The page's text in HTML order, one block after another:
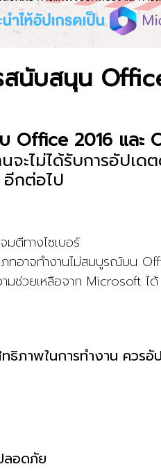
สนับสนุน
Office 2016 และ
จะไม่ได้รับการอัปเ
กต่อไป
มตีทางไซเบอร์
ภทอาจทำงานไม่สมบูรณ์บน
มช่วยเหลือจาก Microsoft ได้
ธิภาพในการทำงาน ควร
ลอดภัย